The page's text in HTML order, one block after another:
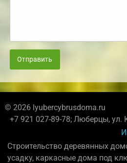
Отправить
© 2026 lyubercybrusdoma.ru
+7 921 027-89-78; Люберцы, ул.
Строительство деревянных
усадку, каркасные дома под